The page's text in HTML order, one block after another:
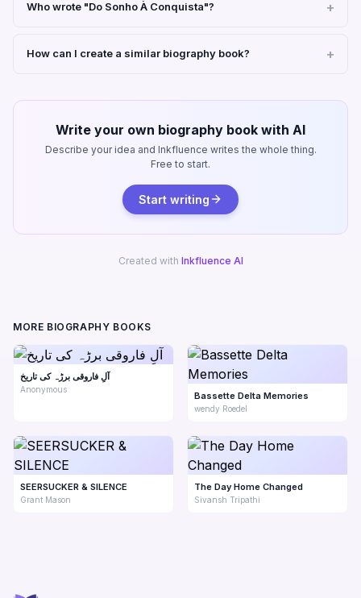
Who wrote "Do Sonho À Conquista"?
How can I create a similar biography book?
Write your own biography book with AI
Describe your idea and Inkfluence writes the whole thing.
Free to start.
Start writing
Created with Inkfluence AI
MORE BIOGRAPHY BOOKS
آلِ فاروقی برڑہ کی تاریخ
Anonymous
Bassette Delta Memories
wendy Roedel
SEERSUCKER & SILENCE
Grant Mason
The Day Home Changed
Sivansh Tripathi